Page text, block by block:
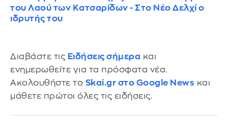
του Λαού των Κατσαρίδων - Στο Νέο Δελχί ο
ιδρυτής του
Διαβάστε τις Ειδήσεις σήμερα και
ενημερωθείτε για τα πρόσφατα νέα.
Ακολουθήστε το Skai.gr στο Google News και
μάθετε πρώτοι όλες τις ειδήσεις.